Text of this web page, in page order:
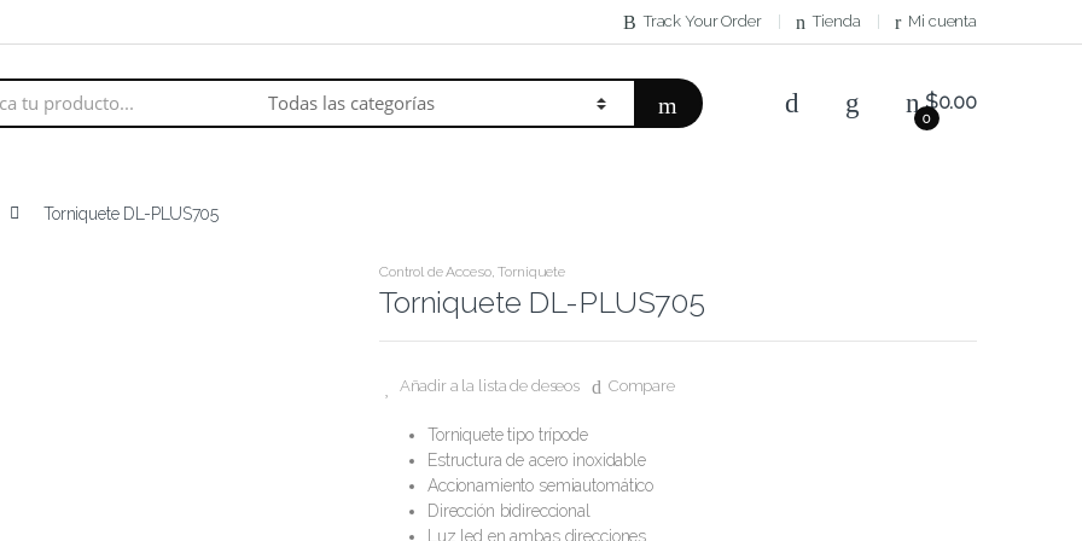
Track Your Order Tienda Mi cuenta
0
$0.00
Torniquete DL-PLUS705
Control de Acceso,Torniquete
Torniquete DL-PLUS705
Añadir a la lista de deseos Compare
Torniquete tipo trípode
Estructura de acero inoxidable
Accionamiento semiautomático
Dirección bidireccional
Luz led en ambas direcciones